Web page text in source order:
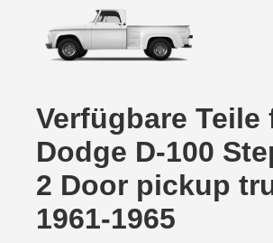
Verfügbare Teile
Dodge D-100
2 Door pickup
1961-1965